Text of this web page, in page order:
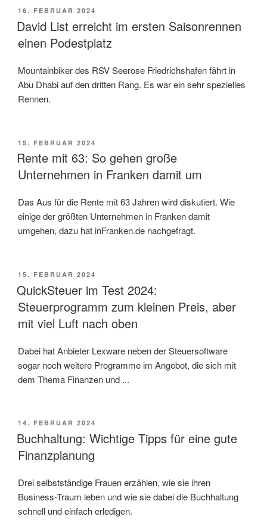
VERÖFFENTLICHT
AM
16. FEBRUAR 2024
David List erreicht im ersten Saisonrennen
einen Podestplatz
Mountainbiker des RSV Seerose Friedrichshafen fährt in
Abu Dhabi auf den dritten Rang. Es war ein sehr spezielles
Rennen.
VERÖFFENTLICHT
AM
15. FEBRUAR 2024
Rente mit 63: So gehen große
Unternehmen in Franken damit um
Das Aus für die Rente mit 63 Jahren wird diskutiert. Wie
einige der größten Unternehmen in Franken damit
umgehen, dazu hat inFranken.de nachgefragt.
VERÖFFENTLICHT
AM
15. FEBRUAR 2024
QuickSteuer im Test 2024:
Steuerprogramm zum kleinen Preis, aber
mit viel Luft nach oben
Dabei hat Anbieter Lexware neben der Steuersoftware
sogar noch weitere Programme im Angebot, die sich mit
dem Thema Finanzen und ...
VERÖFFENTLICHT
AM
14. FEBRUAR 2024
Buchhaltung: Wichtige Tipps für eine gute
Finanzplanung
Drei selbstständige Frauen erzählen, wie sie ihren
Business-Traum leben und wie sie dabei die Buchhaltung
schnell und einfach erledigen.